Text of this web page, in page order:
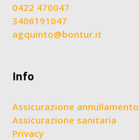
0422 470047
3406191047
agquinto@bontur.it
Info
Assicurazione annullamento
Assicurazione sanitaria
Privacy